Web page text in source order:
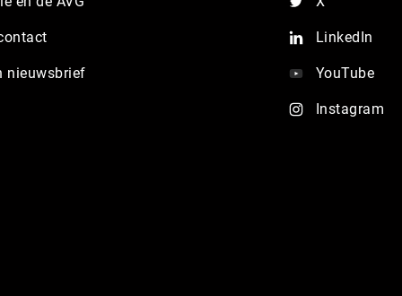
nieuwsbrief
LinkedIn
YouTube
Instagram